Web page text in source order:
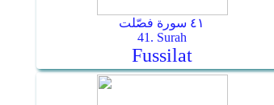
٤١ سورة فصّلت
41. Surah
Fussilat